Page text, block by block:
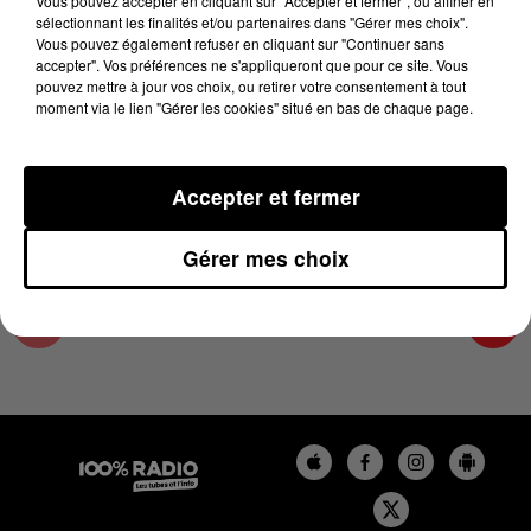
8 décembre 2023 - 1 min 15 sec
L'AGENDA DU TARN ET GARONNE DU
08/12/2023 À 10H38
L'agenda du Tarn et Garonne
sélectionnant les finalités et/ou partenaires dans "Gérer mes choix".
Vous pouvez également refuser en cliquant sur "Continuer sans
accepter". Vos préférences ne s'appliqueront que pour ce site. Vous
pouvez mettre à jour vos choix, ou retirer votre consentement à tout
moment via le lien "Gérer les cookies" situé en bas de chaque page.
Gérer mes choix
Accepter et fermer